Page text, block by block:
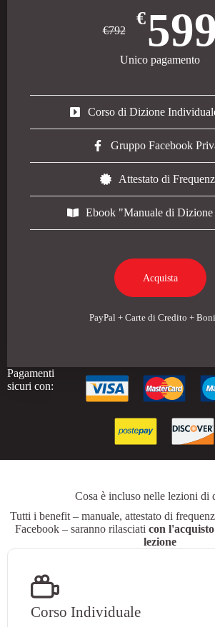
€792
€
Unico pagamento
Corso di Dizione
Gruppo Facebook
Attestato di
Ebook "Manuale di Dizione
Acquista
PayPal + Carte di Credito +
Pagamenti
sicuri con:
Cosa è incluso nelle lezioni di
Tutti i benefit – manuale, attestato di
Facebook – saranno rilasciati con
lezione
Corso Individuale